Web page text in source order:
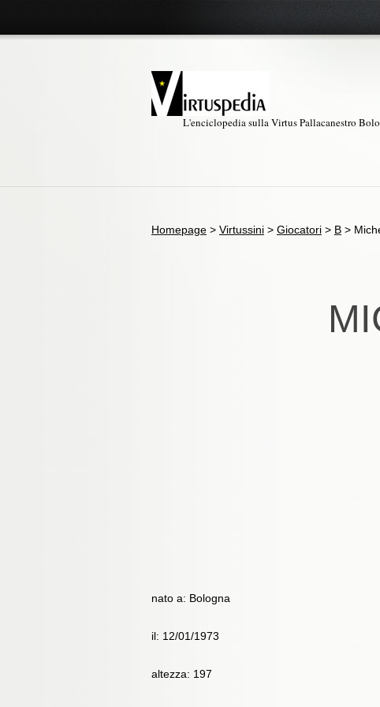
L'enciclopedia sulla Virtus Pallacanestro
Homepage > Virtussini > Giocatori > B >
nato a: Bologna
il: 12/01/1973
altezza: 197